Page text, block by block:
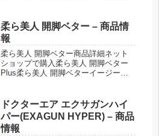
柔ら美人 開脚ベター – 商品情
報
柔ら美人 開脚ベター商品詳細ネット
ショップで購入柔ら美人 開脚ベター
Plus柔ら美人 開脚ベターイージース
ドクターエア エクサガンハイ
パー(EXAGUN HYPER) – 商品
情報